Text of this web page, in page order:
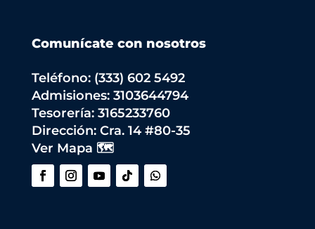
Comunícate con nosotros
Teléfono: (333) 602 5492
Admisiones: 3103644794
Tesorería: 3165233760
Dirección: Cra. 14 #80-35
Ver Mapa 🗺️